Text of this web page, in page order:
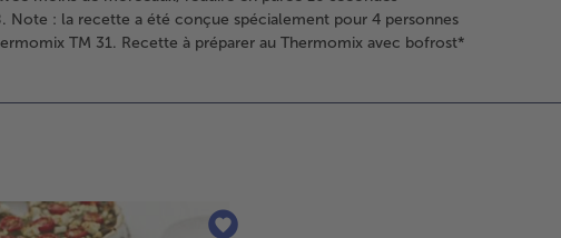
Note : la recette a été conçue spécialement pour 4 personnes
TM 31. Recette à préparer au Thermomix avec bofrost*